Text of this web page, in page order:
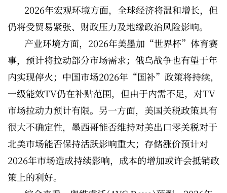
2026年宏观环境方面，全球经济将温和增长，但
仍将受贸易紧张、财政压力及地缘政治风险影响。
产业环境方面，2026年美墨加“世界杯”体育赛
事，预计将拉动部分市场需求；俄乌战争也有望于年
内实现停火；中国市场2026年“国补”政策将持续，
一级能效TV仍在补贴范围，但由于内需不足，对TV
市场拉动力预计有限。另一方面，美国关税政策具有
很大不确定性，墨西哥能否维持对美出口零关税对于
北美市场能否保持活跃影响重大；存储涨价预计对
2026年市场造成持续影响，成本的增加或许会抵销政
策上的利好。